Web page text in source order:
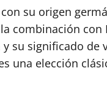
su origen
combinación con
su significado de
una elección